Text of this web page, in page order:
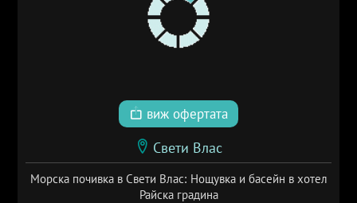
виж офертата
Свети Влас
Морска почивка в Свети Влас: Нощувка и басейн в хотел
Райска градина